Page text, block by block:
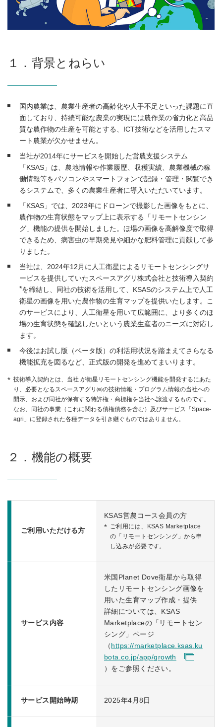
１．背景とねらい
国内農業は、農業生産者の高齢化や人手不足といった課題に直
面しており、持続可能な農業の実現には農作業の省力化と高品
質な農作物の生産を可能とする、ICT技術などを活用したスマ
ート農業が欠かせません。
当社が2014年にサービスを開始した営農支援システム
「KSAS」は、農地情報や作業履歴、収穫実績、農業機械の稼
働情報等をパソコンやスマートフォンで記録・管理・閲覧でき
るシステムで、多くの農業生産者に導入いただいています。
「KSAS」では、2023年にドローンで撮影した画像をもとに、
農作物の生育状態をマップ上に表示する「リモートセンシン
グ」機能の提供を開始しました。ほ場の画像を高解像度で取得
できるため、病害虫の早期発見や細かな肥料管理に貢献して参
りました。
当社は、2024年12月に人工衛星によるリモートセンシングサ
ービスを提供していたスペースアグリ株式会社と技術導入契約
*を締結し、同社の技術を活用して、KSASのシステム上で人工
衛星の画像を用いた農作物の生育マップを提供いたします。こ
のサービスにより、人工衛星を用いて広範囲に、より多くのほ
場の生育状態を確認したいという農業生産者のニーズに対応し
ます。
今後はお試し版（ベータ版）の利活用状況を踏まえてさらなる
機能拡充を図るなど、正式版の開発を進めてまいります。
技術導入契約とは、当社 が衛星リモートセンシング機能を開発するにあた
り、必要となるスペースアグリ㈱の技術情報・プログラム情報の当社への
開示、および同社が保有する特許権・商標権を当社へ譲渡するものです。
なお、同社の事業（これに関わる債権債務を含む）及びサービス「Space-
agri」に登録された各種データを引き継ぐものではありません。
２．機能の概要
ご利用いただける方
KSAS営農コース会員の方
ご利用には、KSAS Marketplace
の「リモートセンシング」から申
し込みが必要です。
サービス内容
米国Planet Dove衛星から取得
したリモートセンシング画像を
用いた生育マップ作成・提供
詳細については、KSAS
Marketplaceの「リモートセン
シング」ページ
（https://marketplace.ksas.ku
bota.co.jp/app/growth
）をご参照ください。
サービス開始時期 2025年4月8日